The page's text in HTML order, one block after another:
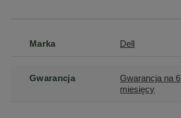
Marka Dell
Gwarancja
Gwarancja na 6
miesięcy